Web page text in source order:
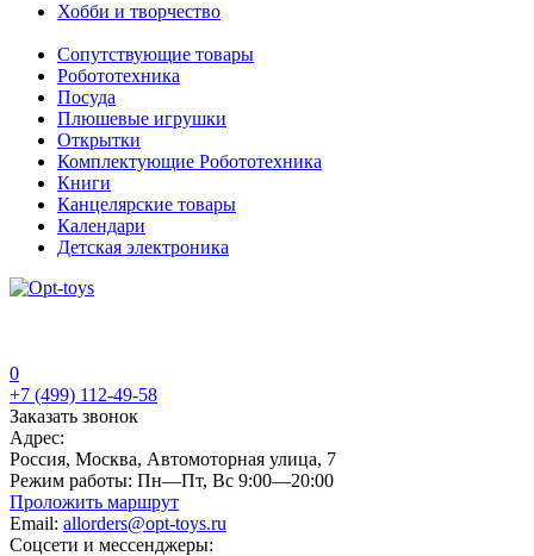
Хобби и творчество
Сопутствующие товары
Робототехника
Посуда
Плюшевые игрушки
Открытки
Комплектующие Робототехника
Книги
Канцелярские товары
Календари
Детская электроника
0
+7 (499) 112-49-58
Заказать звонок
Адрес:
Россия, Москва, Автомоторная улица, 7
Режим работы: Пн—Пт, Вс 9:00—20:00
Проложить маршрут
Email: allorders@opt-toys.ru
Соцсети и мессенджеры: